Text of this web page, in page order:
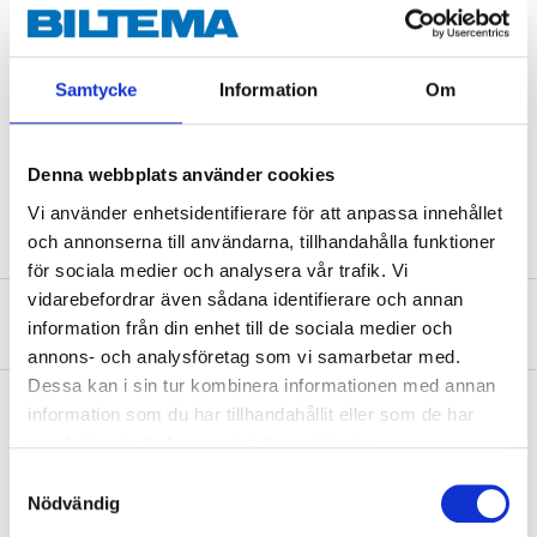
Samtycke Information Om
Denna webbplats använder cookies
Vi använder enhetsidentifierare för att anpassa innehållet
och annonserna till användarna, tillhandahålla funktioner
för sociala medier och analysera vår trafik. Vi
vidarebefordrar även sådana identifierare och annan
information från din enhet till de sociala medier och
annons- och analysföretag som vi samarbetar med.
Dessa kan i sin tur kombinera informationen med annan
information som du har tillhandahållit eller som de har
Nödvändig
Nyckelvidd
Gänglängd
Om tillverkaren
Köp & Hämta i ditt varuhus inom 2 timmar! För mer information om